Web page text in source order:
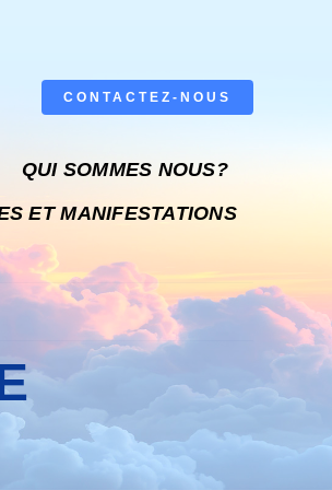
CONTACTEZ-NOUS
QUI SOMMES NOUS?
ET MANIFESTATIONS